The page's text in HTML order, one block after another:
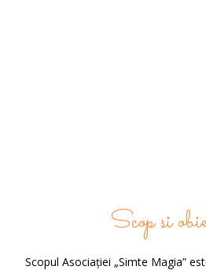
Scop si
Scopul Asociației „Simte Magia”